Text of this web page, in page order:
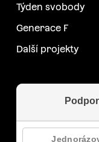
Týden svobody
Generace F
Další projekty